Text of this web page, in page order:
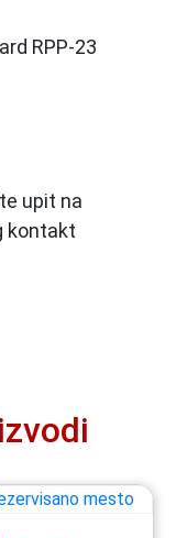
RPP-23
upit na
kontakt